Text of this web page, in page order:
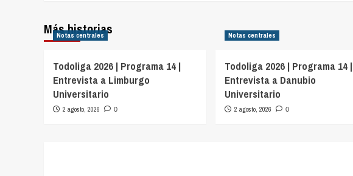
Más historias
Notas centrales
Todoliga 2026 | Programa 14 |
Entrevista a Limburgo
Universitario
2 agosto, 2026 0
Notas centrales
Todoliga 2026 | Programa 14 |
Entrevista a Danubio
Universitario
2 agosto, 2026 0